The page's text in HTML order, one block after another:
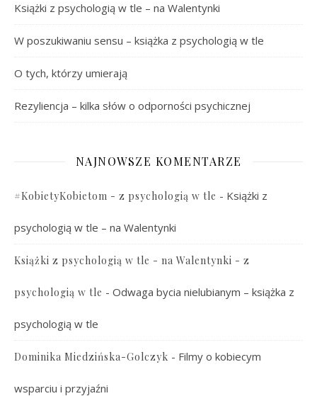
Książki z psychologią w tle – na Walentynki
W poszukiwaniu sensu – książka z psychologią w tle
O tych, którzy umierają
Rezyliencja – kilka słów o odporności psychicznej
NAJNOWSZE KOMENTARZE
#KobietyKobietom - z psychologią w tle - Książki z
psychologią w tle – na Walentynki
Książki z psychologią w tle - na Walentynki - z
psychologią w tle - Odwaga bycia nielubianym – książka z
psychologią w tle
Dominika Miedzińska-Golczyk - Filmy o kobiecym
wsparciu i przyjaźni